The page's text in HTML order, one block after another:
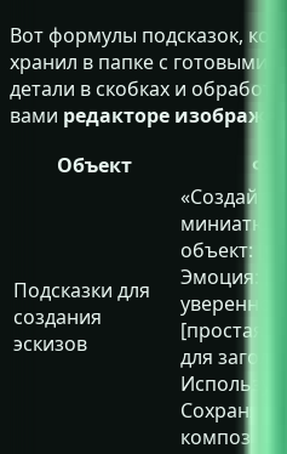
Вот формулы подсказок,
хранил в папке с готовыми
детали в скобках и
вами редакторе
Объект
Подсказки для
создания
эскизов
объект:
Эмоция:
[простая
для